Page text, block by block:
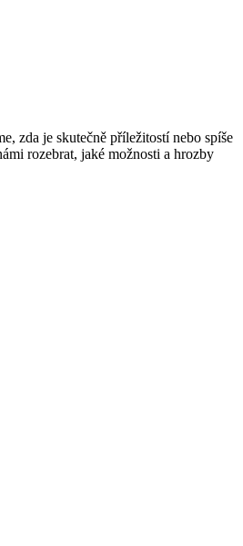
zda je skutečně příležitostí nebo spíše
rozebrat, jaké⁤ možnosti a‌ hrozby